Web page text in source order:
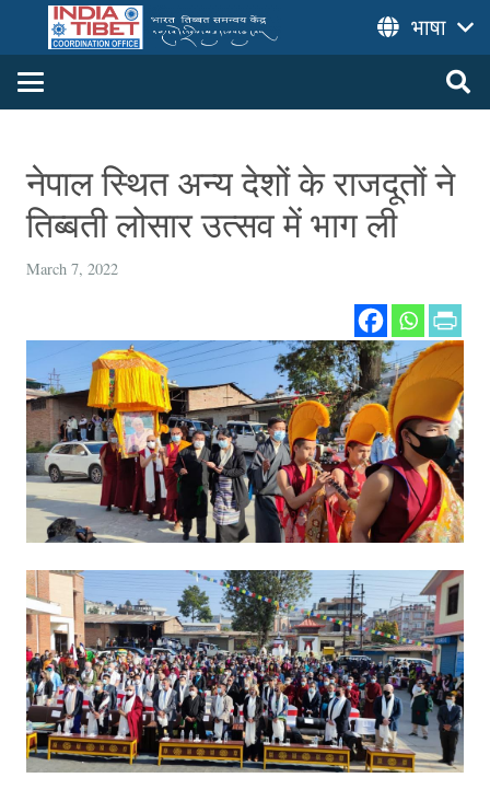
भाषा
नेपाल स्थित अन्य देशों के राजदूतों ने
तिब्बती लोसार उत्सव में भाग ली
March 7, 2022